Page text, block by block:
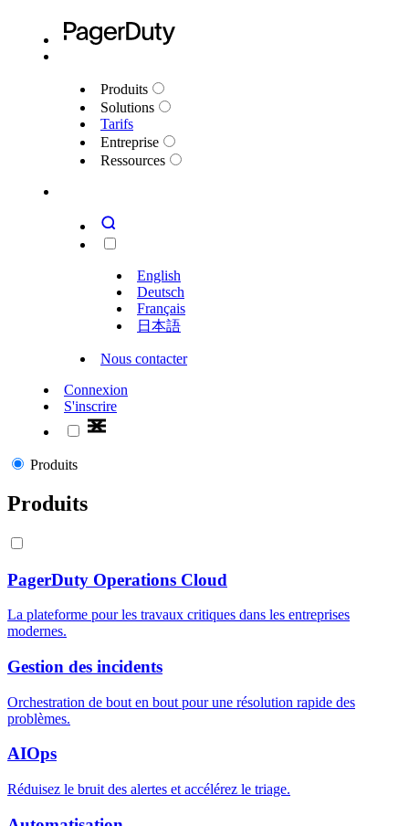
Produits
Solutions
Tarifs
Entreprise
Ressources
English
Deutsch
Français
日本語
Nous contacter
Connexion
S'inscrire
Produits
Produits
PagerDuty Operations Cloud
La plateforme pour les travaux critiques dans les entreprises
modernes.
Gestion des incidents
Orchestration de bout en bout pour une résolution rapide des
problèmes.
AIOps
Réduisez le bruit des alertes et accélérez le triage.